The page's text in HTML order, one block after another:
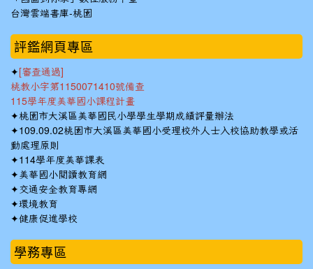
台灣雲端書庫-桃園
::: 評鑑網頁專區
✦ [審查通過]
桃教小字第1150071410號備查
115學年度美華國小課程計畫
✦桃園市大溪區美華國民小學學生學期成績評量辦法
✦109.09.02桃園市大溪區美華國小受理校外人士入校協助教學或活
動處理原則
✦114學年度美華課表
✦美華國小閱讀教育網
✦ 交通安全教育專網
✦環境教育
✦健康促進學校
學務專區